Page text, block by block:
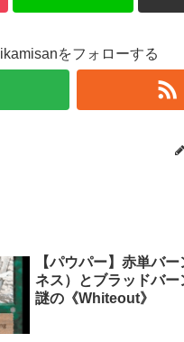
をフォローする
【パウパー】赤単バ
ネス）とブラッドバー
謎の《Whiteout》